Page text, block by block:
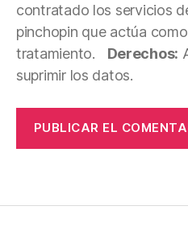
contratado los servicios
pinchopin que actúa
tratamiento.
Derechos:
suprimir los datos.